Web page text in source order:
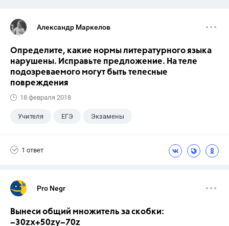
Александр Маркелов
Определите, какие нормы литературного языка
нарушены. Исправьте предложение. На теле
подозреваемого могут быть телесные
повреждения
18 февраля 2018
Учителя ЕГЭ Экзамены
1 ответ
Pro Negr
Вынеси общий множитель за скобки:
−30zx+50zy−70z